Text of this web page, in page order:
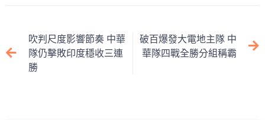
e
b
er l
at
e
dI
吹判尺度影響節奏 中華
隊仍擊敗印度穩收三連
勝
破百爆發大電地主隊 中
華隊四戰全勝分組稱霸